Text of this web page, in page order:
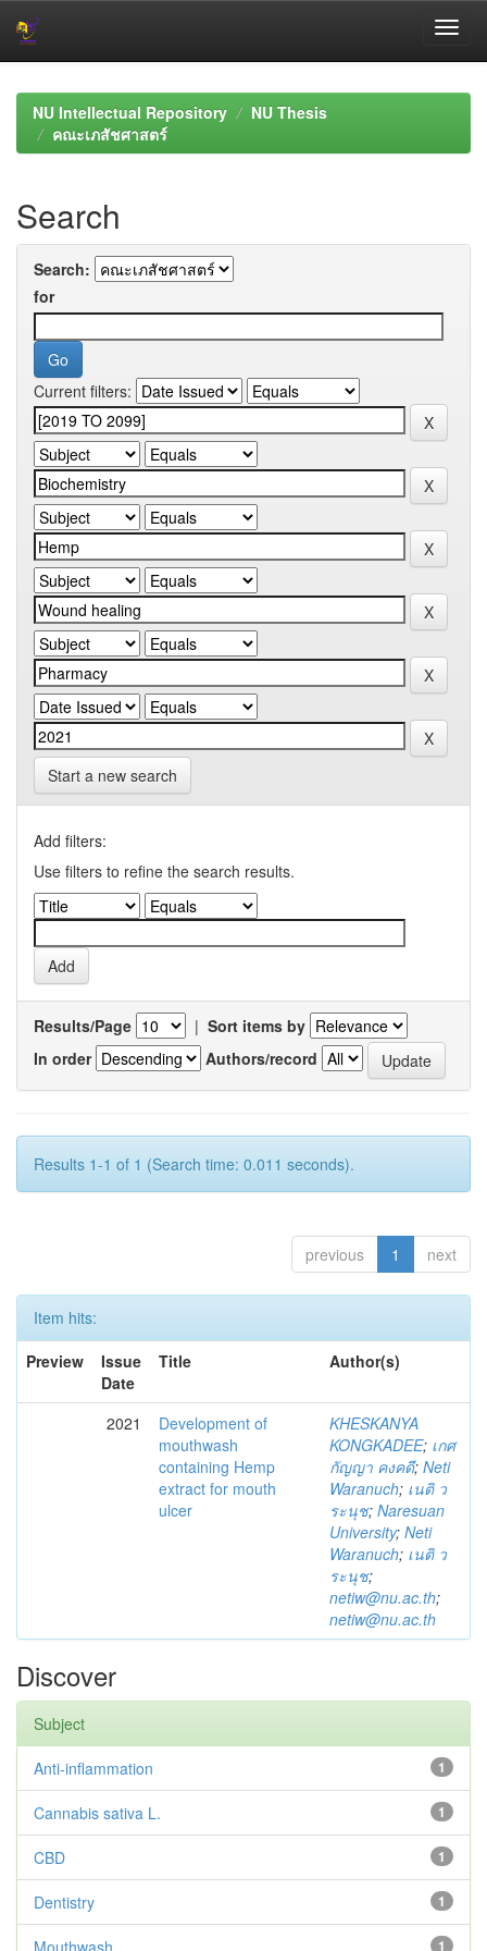
navigationNU Intellectual Repository
NU Thesis
คณะเภสัชศาสตร์
Search
Search:
for
Current filters:
Start a new search
Add filters:
Use filters to refine the search results.
Results/Page | Sort items by
In order
Authors/record
Results 1-1 of 1 (Search time: 0.011 seconds).
previous 1 next
Item hits:
Preview
Issue
Date
Title Author(s)
2021
Development of
mouthwash
containing Hemp
extract for mouth
ulcer
KHESKANYA
KONGKADEE; เกศ
กัญญา คงคดี; Neti
Waranuch; เนติ ว
ระนุช; Naresuan
University; Neti
Waranuch; เนติ ว
ระนุช;
netiw@nu.ac.th;
netiw@nu.ac.th
Discover
Subject
1
Anti-inflammation
1
Cannabis sativa L.
1
CBD
1
Dentistry
1
Mouthwash